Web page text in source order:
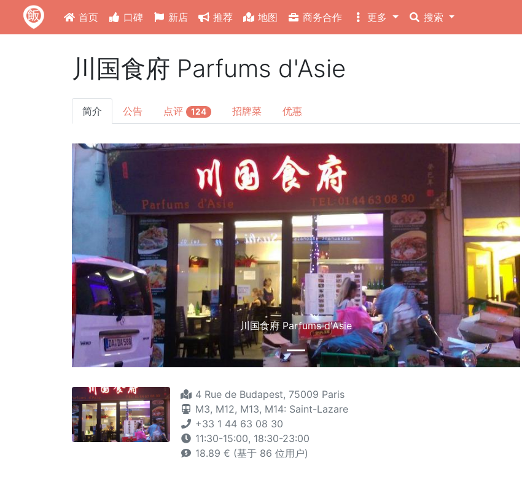
首页 口碑 新店 推荐 地图 商务合作 更多 搜索
川国食府 Parfums d'Asie
简介 公告 点评 124 招牌菜 优惠
川国食府 Parfums d'Asie
4 Rue de Budapest, 75009 Paris
M3, M12, M13, M14: Saint-Lazare
+33 1 44 63 08 30
11:30-15:00, 18:30-23:00
18.89 € (基于 86 位用户)